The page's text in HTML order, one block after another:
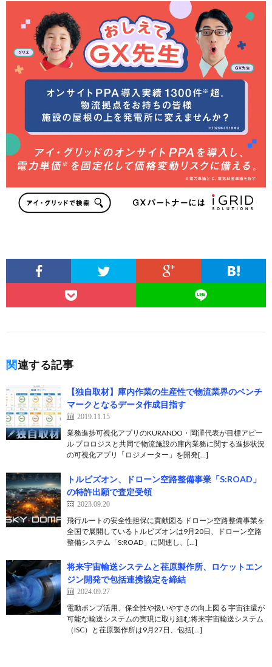
関連する記事
【独自取材】庫内作業の生産性で物流業界のベンチ
マークとなるデータ作成目指す
2019.11.15
業務進捗可視化アプリのKURANDO・岡澤代表が目標アピー
ル プロロジスと共同で物流施設の庫内業務に関する進捗状況
の可視化アプリ「ロジメーター」を開発[…]
トルビズオン、ドローン空路整備事業「S:ROAD」
の特許出願で査定受領
2023.09.20
飛行ルートの安全性担保に貢献図る ドローン空路整備事業を
全国で展開しているトルビズオンは9月20日、ドローン空路
整備システム「S:ROAD」に関連し、[…]
将来宇宙輸送システムと荏原製作所、ロケットエン
ジン開発で包括連携協定を締結
2024.09.27
電動ポンプ活用、保全性や扱いやすさの向上図る 宇宙往還が
可能な輸送システムの実現に取り組む将来宇宙輸送システム
（ISC）と荏原製作所は9月27日、包括[…]